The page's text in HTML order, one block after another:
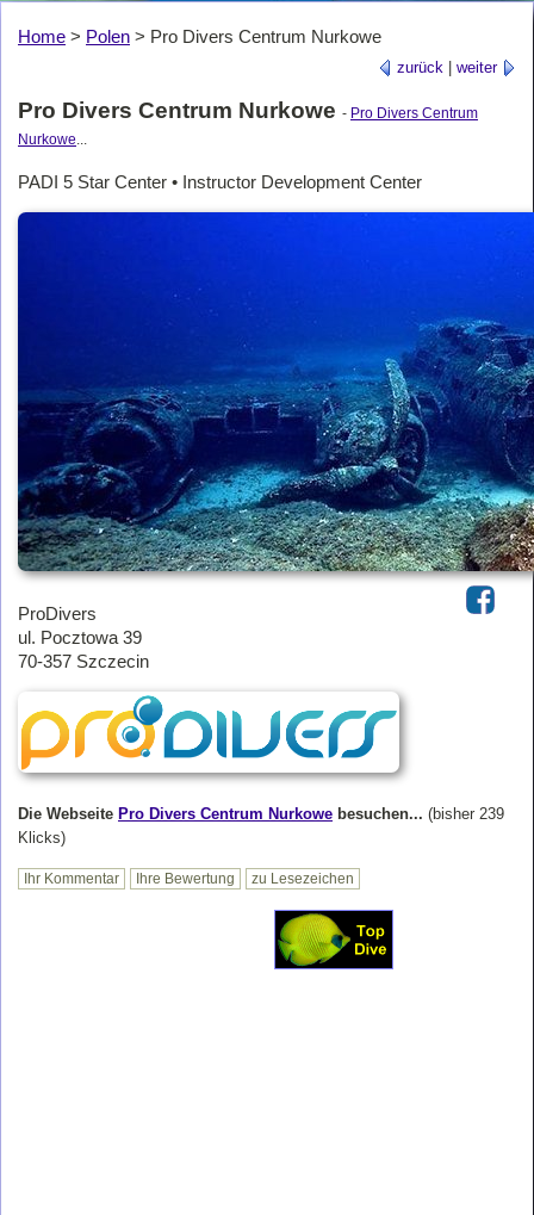
Home > Polen > Pro Divers Centrum Nurkowe
zurück | weiter
Pro Divers Centrum Nurkowe - Pro Divers Centrum
Nurkowe...
PADI 5 Star Center • Instructor Development Center
ProDivers
ul. Pocztowa 39
70-357 Szczecin
Die Webseite Pro Divers Centrum Nurkowe besuchen... (bisher 239
Klicks)
Ihr Kommentar Ihre Bewertung zu Lesezeichen